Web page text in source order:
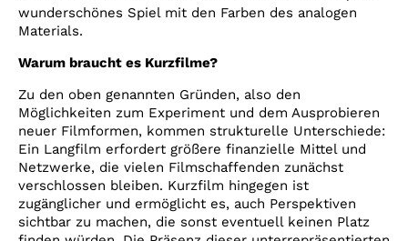
wunderschönes Spiel mit den Farben des analogen
Materials.
Warum braucht es Kurzfilme?
Zu den oben genannten Gründen, also den
Möglichkeiten zum Experiment und dem Ausprobieren
neuer Filmformen, kommen strukturelle Unterschiede:
Ein Langfilm erfordert größere finanzielle Mittel und
Netzwerke, die vielen Filmschaffenden zunächst
verschlossen bleiben. Kurzfilm hingegen ist
zugänglicher und ermöglicht es, auch Perspektiven
sichtbar zu machen, die sonst eventuell keinen Platz